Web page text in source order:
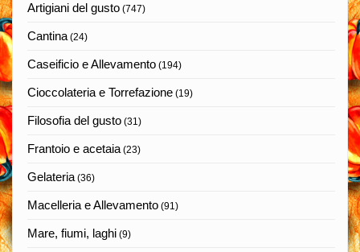
Artigiani del gusto (747)
Cantina(24)
Caseificio e Allevamento (194)
Cioccolateria e Torrefazione (19)
Filosofia del gusto (31)
Frantoio e acetaia(23)
Gelateria(36)
Macelleria e Allevamento (91)
Mare, fiumi, laghi (9)